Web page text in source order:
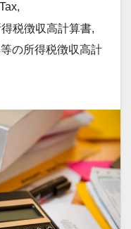
,
税徴収高計算書,
の所得税徴収高計